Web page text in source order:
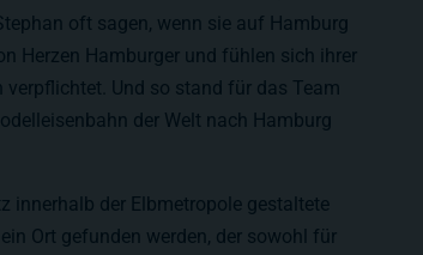
oft sagen, wenn sie auf Hamburg
Herzen Hamburger und fühlen sich ihrer
Und so stand für das Team
der Welt nach Hamburg
innerhalb der Elbmetropole gestaltete
Ort gefunden werden, der sowohl für